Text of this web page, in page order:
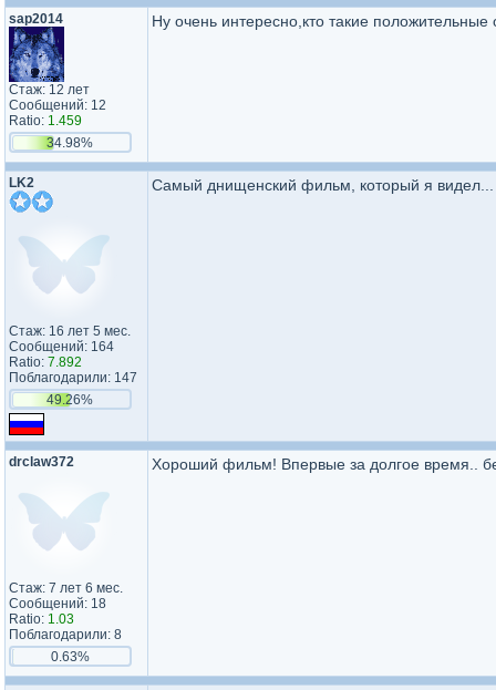
sap2014
Стаж: 12 лет
Сообщений: 12
Ratio: 1.459
34.98%
Ну очень интересно,кто такие
LK2
Стаж: 16 лет 5 мес.
Сообщений: 164
Ratio: 7.892
Поблагодарили: 147
49.26%
Самый днищенский фильм, который я видел...
drclaw372
Стаж: 7 лет 6 мес.
Сообщений: 18
Ratio: 1.03
Поблагодарили: 8
0.63%
Хороший фильм! Впервые за долгое время..